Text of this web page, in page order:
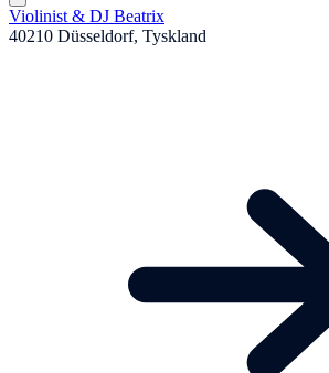
Violinist & DJ Beatrix
40210 Düsseldorf, Tyskland